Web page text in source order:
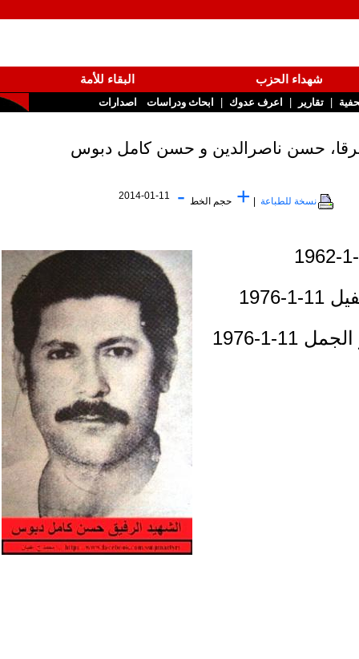
شهداء الحزب
البقاء للأمة
تقارير |اعرف عدوك|ابحاث ودراسات اصدارات
نسخة للطباعة |
+حجم الخط-
2014-01-11